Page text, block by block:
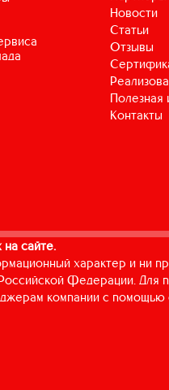
Новости
Статьи
Отзывы
Полезная
Контакты
на сайте.
характер и ни
Федерации. Для
компании с